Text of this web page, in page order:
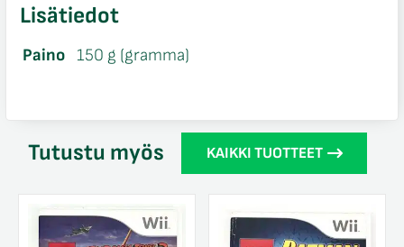
Lisätiedot
Paino 150 g (gramma)
Tutustu myös KAIKKI TUOTTEET